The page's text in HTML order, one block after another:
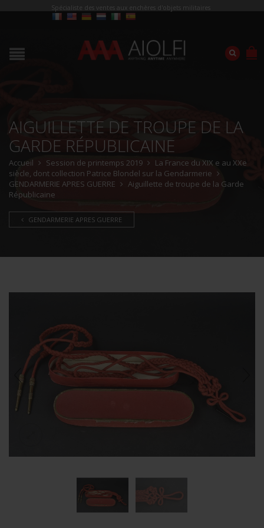
Spécialiste des ventes aux enchères d'objets militaires
AIGUILLETTE DE TROUPE DE LA
GARDE RÉPUBLICAINE
Accueil Session de printemps 2019
La France du XIX e au XXe
siècle, dont collection Patrice Blondel sur la Gendarmerie
GENDARMERIE APRES GUERRE
Aiguillette de troupe de la Garde
Républicaine
GENDARMERIE APRES GUERRE